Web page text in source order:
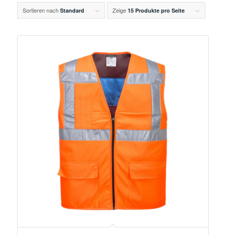
Sortieren nach Standard Zeige 15 Produkte pro Seite